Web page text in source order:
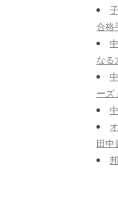
合格
なる
ーズ
田中